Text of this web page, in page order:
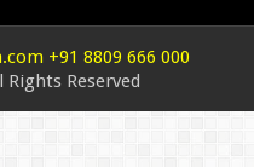
+91 8809 666 000
Reserved